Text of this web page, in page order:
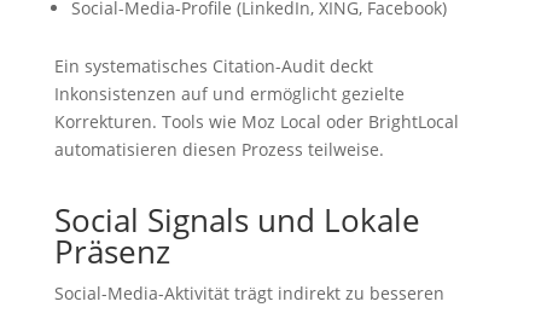
Social-Media-Profile (LinkedIn, XING, Facebook)
Ein systematisches Citation-Audit deckt
Inkonsistenzen auf und ermöglicht gezielte
Korrekturen. Tools wie Moz Local oder BrightLocal
automatisieren diesen Prozess teilweise.
Social Signals und Lokale
Präsenz
Social-Media-Aktivität trägt indirekt zu besseren